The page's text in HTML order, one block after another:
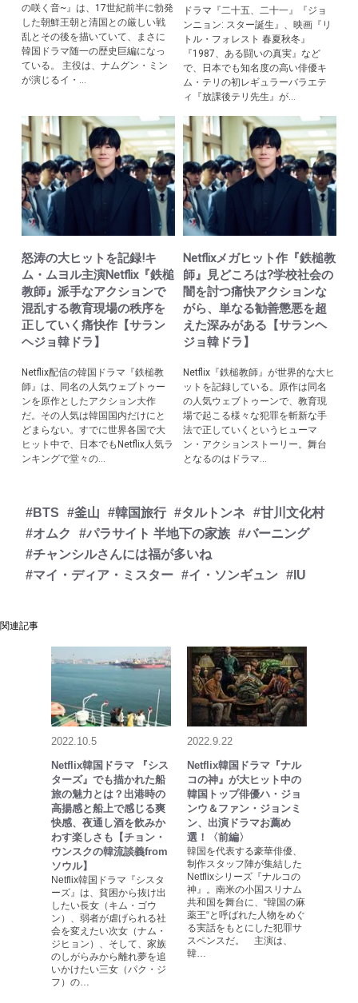
の咲く音~』は、17世紀前半に勃発
した朝鮮王朝と清国との厳しい戦
乱とその後を描いていて、まさに
韓国ドラマ随一の歴史巨編になっ
ている。 主役は、ナムグン・ミン
が演じるイ・...
ドラマ『二十五、二十一』『ジョ
ンニョン: スター誕生』、映画『リ
トル・フォレスト 春夏秋冬』
『1987、ある闘いの真実』など
で、日本でも知名度の高い俳優キ
ム・テリの初レギュラーバラエテ
ィ『放課後テリ先生』が...
怒涛の大ヒットを記録!キ
ム・ムヨル主演Netflix『鉄槌
教師』派手なアクションで
混乱する教育現場の秩序を
正していく痛快作【サラン
ヘジョ韓ドラ】
Netflix配信の韓国ドラマ『鉄槌教
師』は、同名の人気ウェブトゥー
ンを原作としたアクション大作
だ。その人気は韓国国内だけにと
どまらない。すでに世界各国で大
ヒット中で、日本でもNetflix人気ラ
ンキングで堂々の...
Netflixメガヒット作『鉄槌教
師』見どころは?学校社会の
闇を討つ痛快アクションな
がら、単なる勧善懲悪を超
えた深みがある【サランヘ
ジョ韓ドラ】
Netflix『鉄槌教師』が世界的な大ヒ
ットを記録している。原作は同名
の人気ウェブトゥーンで、教育現
場で起こる様々な犯罪を斬新な手
法で正していくというヒューマ
ン・アクションストーリー。舞台
となるのはドラマ...
#BTS #釜山 #韓国旅行 #タルトンネ
#甘川文化村
#オムク
#パラサイト 半地下の家族 #バーニング
#チャンシルさんには福が多いね
#マイ・ディア・ミスター #イ・ソンギュン #IU
関連記事
2022.10.5
Netflix韓国ドラマ 『シス
ターズ』でも描かれた船
旅の魅力とは？出港時の
高揚感と船上で感じる爽
快感、夜通し酒を飲みか
わす楽しさも【チョン・
ウンスクの韓流談義from
ソウル】
Netflix韓国ドラマ『シスタ
ーズ』は、貧困から抜け出
したい長女（キム・ゴウ
ン）、弱者が虐げられる社
会を変えたい次女（ナム・
ジヒョン）、そして、家族
のしがらみから離れ夢を追
いかけたい三女（パク・ジ
フ）の…
2022.9.22
Netflix韓国ドラマ『ナル
コの神』が大ヒット中の
韓国トップ俳優ハ・ジョ
ンウ＆ファン・ジョンミ
ン、出演ドラマお薦め
選！〈前編〉
韓国を代表する豪華俳優、
制作スタッフ陣が集結した
Netflixシリーズ『ナルコの
神』。南米の小国スリナム
共和国を舞台に、“韓国の麻
薬王“と呼ばれた人物をめぐ
る実話をもとにした犯罪サ
スペンスだ。 主演は、
韓…